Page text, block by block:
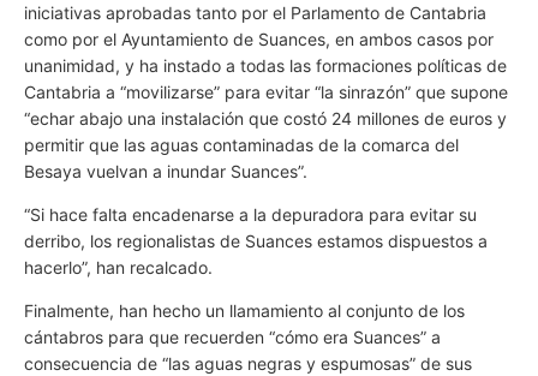
iniciativas aprobadas tanto por el Parlamento de Cantabria
como por el Ayuntamiento de Suances, en ambos casos por
unanimidad, y ha instado a todas las formaciones políticas de
Cantabria a “movilizarse” para evitar “la sinrazón” que supone
“echar abajo una instalación que costó 24 millones de euros y
permitir que las aguas contaminadas de la comarca del
Besaya vuelvan a inundar Suances”.
“Si hace falta encadenarse a la depuradora para evitar su
derribo, los regionalistas de Suances estamos dispuestos a
hacerlo”, han recalcado.
Finalmente, han hecho un llamamiento al conjunto de los
cántabros para que recuerden “cómo era Suances” a
consecuencia de “las aguas negras y espumosas” de sus